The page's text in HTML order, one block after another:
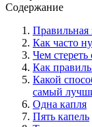
Содержание
Правильная
Как часто
Чем стереть
Как
Какой
самый
Одна капля
Пять капель